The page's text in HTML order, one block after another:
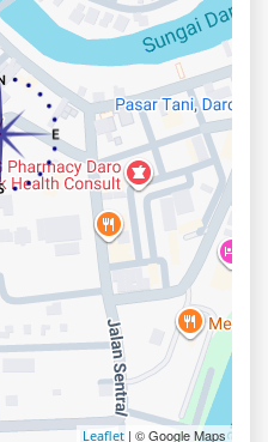
Leaflet | © Google Maps